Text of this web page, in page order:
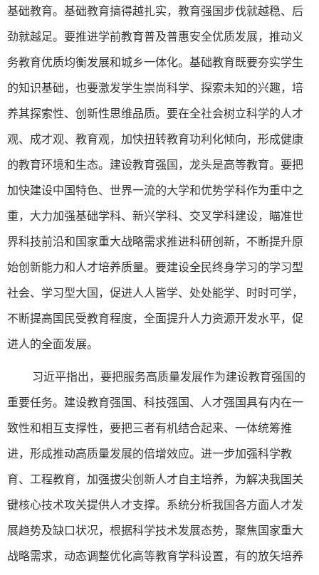
基础教育。基础教育搞得越扎实，教育强国步伐就越稳、后
劲就越足。要推进学前教育普及普惠安全优质发展，推动义
务教育优质均衡发展和城乡一体化。基础教育既要夯实学生
的知识基础，也要激发学生崇尚科学、探索未知的兴趣，培
养其探索性、创新性思维品质。要在全社会树立科学的人才
观、成才观、教育观，加快扭转教育功利化倾向，形成健康
的教育环境和生态。建设教育强国，龙头是高等教育。要把
加快建设中国特色、世界一流的大学和优势学科作为重中之
重，大力加强基础学科、新兴学科、交叉学科建设，瞄准世
界科技前沿和国家重大战略需求推进科研创新，不断提升原
始创新能力和人才培养质量。要建设全民终身学习的学习型
社会、学习型大国，促进人人皆学、处处能学、时时可学，
不断提高国民受教育程度，全面提升人力资源开发水平，促
进人的全面发展。
习近平指出，要把服务高质量发展作为建设教育强国的
重要任务。建设教育强国、科技强国、人才强国具有内在一
致性和相互支撑性，要把三者有机结合起来、一体统筹推
进，形成推动高质量发展的倍增效应。进一步加强科学教
育、工程教育，加强拔尖创新人才自主培养，为解决我国关
键核心技术攻关提供人才支撑。系统分析我国各方面人才发
展趋势及缺口状况，根据科学技术发展态势，聚焦国家重大
战略需求，动态调整优化高等教育学科设置，有的放矢培养